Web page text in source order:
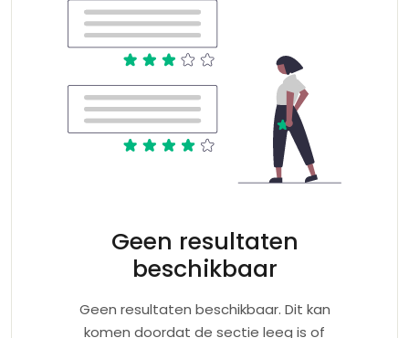
Geen resultaten
beschikbaar
Geen resultaten beschikbaar. Dit kan
komen doordat de sectie leeg is of